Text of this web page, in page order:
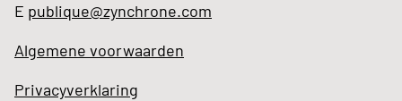
E publique@zynchrone.com
Algemene voorwaarden
Privacyverklaring